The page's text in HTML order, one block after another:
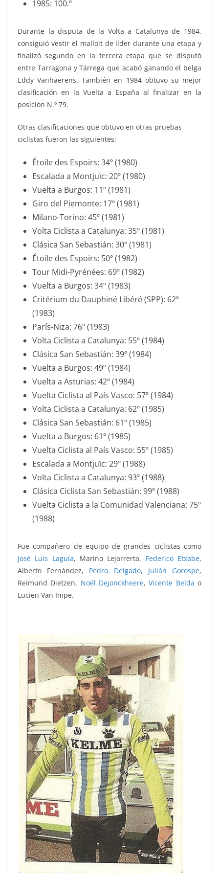
1985: 100.º
Durante la disputa de la Volta a Catalunya de 1984,
consiguió vestir el malloit de líder durante una etapa y
finalizó segundo en la tercera etapa que se disputó
entre Tarragona y Tárrega que acabó ganando el belga
Eddy Vanhaerens. También en 1984 obtuvo su mejor
clasificación en la Vuelta a España al finalizar en la
posición N.º 79.
Otras clasificaciones que obtuvo en otras pruebas
ciclistas fueron las siguientes:
Étoile des Espoirs: 34º (1980)
Escalada a Montjuïc: 20º (1980)
Vuelta a Burgos: 11º (1981)
Giro del Piemonte: 17º (1981)
Milano-Torino: 45º (1981)
Volta Ciclista a Catalunya: 35º (1981)
Clásica San Sebastián: 30º (1981)
Étoile des Espoirs: 50º (1982)
Tour Midi-Pyrénées: 69º (1982)
Vuelta a Burgos: 34º (1983)
Critérium du Dauphiné Libéré (SPP): 62º
(1983)
París-Niza: 76º (1983)
Volta Ciclista a Catalunya: 55º (1984)
Clásica San Sebastián: 39º (1984)
Vuelta a Burgos: 49º (1984)
Vuelta a Asturias: 42º (1984)
Vuelta Ciclista al País Vasco: 57º (1984)
Volta Ciclista a Catalunya: 62º (1985)
Clásica San Sebastián: 61º (1985)
Vuelta a Burgos: 61º (1985)
Vuelta Ciclista al País Vasco: 55º (1985)
Escalada a Montjuïc: 29º (1988)
Volta Ciclista a Catalunya: 93º (1988)
Clásica Ciclista San Sebastián: 99º (1988)
Vuelta Ciclista a la Comunidad Valenciana: 75º
(1988)
Fue compañero de equipo de grandes ciclistas como
José Luis Laguía, Marino Lejarrerta, Federico Etxabe,
Alberto Fernández, Pedro Delgado, Julián Gorospe,
Reimund Dietzen, Noël Dejonckheere,Vicente Belda o
Lucien Van Impe.